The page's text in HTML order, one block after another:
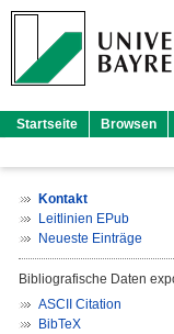
Startseite Browsen
Kontakt
Leitlinien EPub
Neueste Einträge
Bibliografische Daten
ASCII Citation
BibTeX